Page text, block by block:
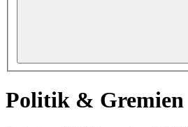
Politik & Gremien